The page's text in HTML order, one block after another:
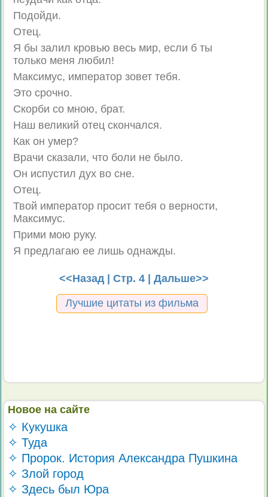
Подойди.
Отец.
Я бы залил кровью весь мир, если б ты
только меня любил!
Максимус, император зовет тебя.
Это срочно.
Скорби со мною, брат.
Наш великий отец скончался.
Как он умер?
Врачи сказали, что боли не было.
Он испустил дух во сне.
Отец.
Твой император просит тебя о верности,
Максимус.
Прими мою руку.
Я предлагаю ее лишь однажды.
<<Назад | Стр. 4 | Дальше>>
Лучшие цитаты из фильма
Новое на сайте
✧ Кукушка
✧ Туда
✧ Пророк. История Александра Пушкина
✧ Злой город
✧ Здесь был Юра